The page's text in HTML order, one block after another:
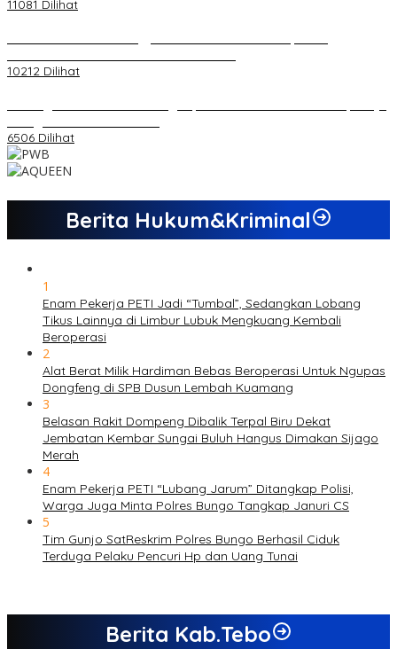
11081 Dilihat
10212 Dilihat
6506 Dilihat
Berita Hukum&Kriminal
1
Enam Pekerja PETI Jadi “Tumbal”, Sedangkan Lobang
Tikus Lainnya di Limbur Lubuk Mengkuang Kembali
Beroperasi
2
Alat Berat Milik Hardiman Bebas Beroperasi Untuk Ngupas
Dongfeng di SPB Dusun Lembah Kuamang
3
Belasan Rakit Dompeng Dibalik Terpal Biru Dekat
Jembatan Kembar Sungai Buluh Hangus Dimakan Sijago
Merah
4
Enam Pekerja PETI “Lubang Jarum” Ditangkap Polisi,
Warga Juga Minta Polres Bungo Tangkap Januri CS
5
Tim Gunjo SatReskrim Polres Bungo Berhasil Ciduk
Terduga Pelaku Pencuri Hp dan Uang Tunai
Berita Kab.Tebo